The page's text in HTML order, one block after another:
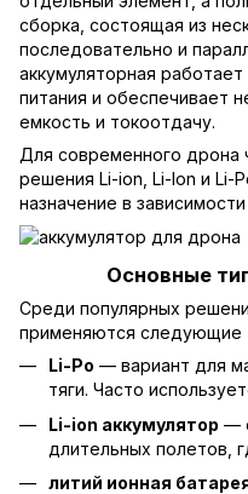
сборка, состоящая из
последовательно и
аккумуляторная
питания и обеспечивает
емкость и токоотдачу.
Для современного дрона
решения Li-ion, Li-Ion и Li-
назначение в
Основные
Среди популярных
применяются следующие
Li-Po — вариант для
тяги. Часто
Li-ion аккумулятор —
длительных полетов,
литий ионная